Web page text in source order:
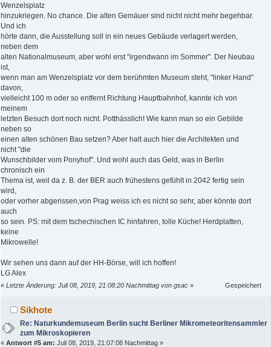
Wenzelsplatz
hinzukriegen. No chance. Die alten Gemäuer sind nicht nicht mehr begehbar.
Und ich
hörte dann, die Ausstellung soll in ein neues Gebäude verlagert werden,
neben dem
alten Nationalmuseum, aber wohl erst "irgendwann im Sommer". Der Neubau
ist,
wenn man am Wenzelsplatz vor dem berühmten Museum steht, "linker Hand"
davon,
vielleicht 100 m oder so entfernt Richtung Hauptbahnhof, kannte ich von
meinem
letzten Besuch dort noch nicht. Potthässlich! Wie kann man so ein Gebilde
neben so
einen alten schönen Bau setzen? Aber halt auch hier die Architekten und
nicht "die
Wunschbilder vom Ponyhof". Und wohl auch das Geld, was in Berlin
chronisch ein
Thema ist, weil da z. B. der BER auch frühestens gefühlt in 2042 fertig sein
wird,
oder vorher abgerissen,von Prag weiss ich es nicht so sehr, aber könnte dort
auch
so sein. PS: mit dem tschechischen IC hinfahren, tolle Küche! Herdplatten,
keine
Mikrowelle!
Wir sehen uns dann auf der HH-Börse, will ich hoffen!
LG Alex
« Letzte Änderung: Juli 08, 2019, 21:08:20 Nachmittag von gsac » Gespeichert
Sikhote
Re: Naturkundemuseum Berlin sucht Berliner Mikrometeoritensammler
zum Mikroskopieren
« Antwort #5 am: Juli 08, 2019, 21:07:08 Nachmittag »